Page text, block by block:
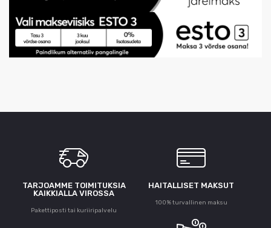
TARJOAMME TOIMITUKSIA
KAIKKIALLA VIROSSA
Pakettiposti tai kuriiripalvelu
HAITALLISET MAKSUT
100% turvallinen maksu